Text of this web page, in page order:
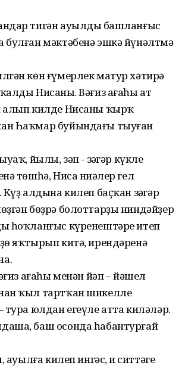
тигән ауылдың башланғыс
булған мәктәбенә эшкә йүнәлтмә
көн ғүмерлек матур хәтирә
Нисаның. Вәғиз ағаһы ат
алып килде Нисаны ҡырҡ
Һаҡмар буйындағы тыуған
йылы, зәп - зәңгәр күкле
төшһә, Ниса ниңәлер гел
алдына килеп баҫҡан зәңгәр
бөҙрә болоттарҙы ниндәйҙер
һоҡланғыс күренештәре итеп
яҡтырып китә, ирендәренә
ағаһы менән йәп – йәшел
ҡыл тартҡан шикелле
тура юлдан егеүле атта киләләр.
баш осонда һабантурғай
килеп ингәс, иң ситтәге